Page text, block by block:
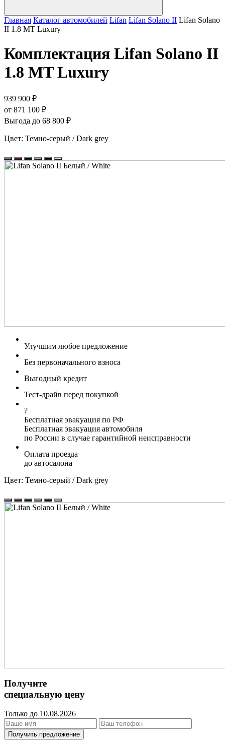
Главная Каталог автомобилей Lifan Lifan Solano II Lifan Solano
II 1.8 MT Luxury
Комплектация Lifan Solano II
1.8 MT Luxury
939 900 ₽
от 871 100 ₽
Выгода до 68 800 ₽
Цвет: Темно-серый / Dark grey
Улучшим любое предложение
Без первоначального взноса
Выгодный кредит
Тест-драйв перед покупкой
?
Бесплатная эвакуация по РФ
Бесплатная эвакуация автомобиля
по России в случае гарантийной неисправности
Оплата проезда
до автосалона
Цвет: Темно-серый / Dark grey
Получите
специальную цену
Только до 10.08.2026
Получить предложение